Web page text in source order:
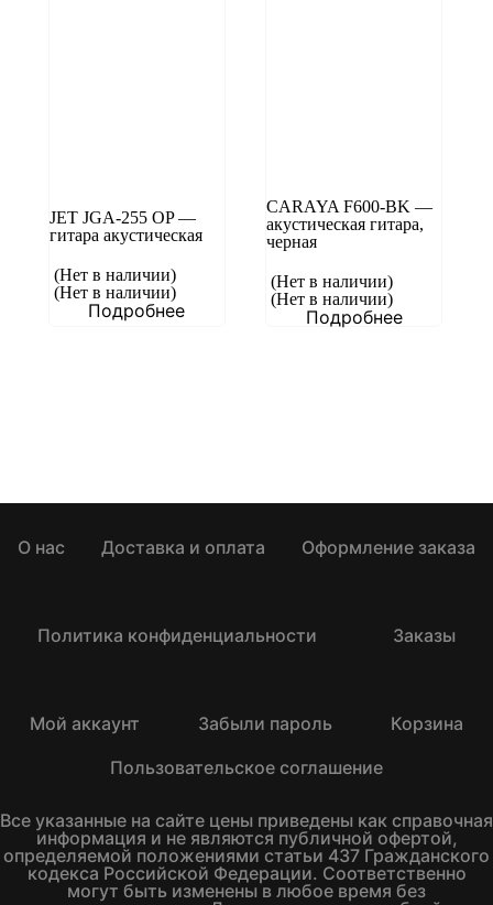
JET JGA-255 OP —
гитара акустическая
(Нет в наличии)
(Нет в наличии)
Подробнее
CARAYA F600-BK —
акустическая гитара,
черная
(Нет в наличии)
(Нет в наличии)
Подробнее
О нас Доставка и оплата Оформление заказа
Политика конфиденциальности Заказы
Мой аккаунт Забыли пароль
Корзина
Пользовательское соглашение
Все указанные на сайте цены приведены как справочная
информация и не являются публичной офертой,
определяемой положениями статьи 437 Гражданского
кодекса Российской Федерации. Соответственно
могут быть изменены в любое время без